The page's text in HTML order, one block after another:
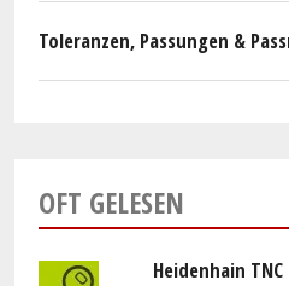
Toleranzen, Passungen &
OFT GELESEN
Heidenhain